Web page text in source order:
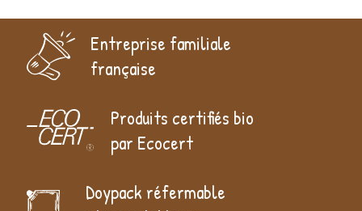
Entreprise familiale
française
Produits certifiés bio
par Ecocert
Doypack réfermable